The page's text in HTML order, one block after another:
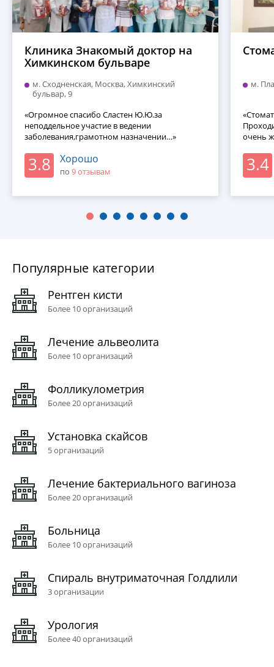
Клиника Знакомый доктор на
Химкинском бульваре
м. Сходненская, Москва, Химкинский
бульвар, 9
«Огромное спасибо Сластен Ю.Ю.за
неподдельное участие в ведении
заболевания,грамотном назначении…»
3.8 Хорошо
по 9 отзывaм
м.
очень
3.4
Популярные категории
Рентген кисти
Более 10 организаций
Лечение альвеолита
Более 10 организаций
Фолликулометрия
Более 20 организаций
Установка скайсов
5 организаций
Лечение бактериального вагиноза
Более 20 организаций
Больница
Более 10 организаций
Спираль внутриматочная Голдлили
3 организации
Урология
Более 40 организаций